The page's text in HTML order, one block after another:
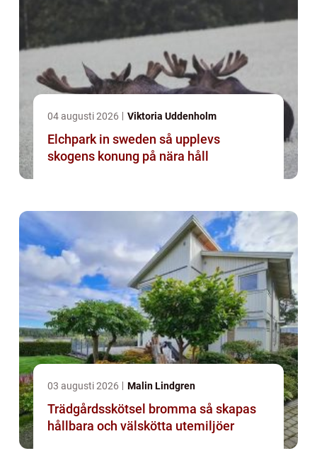
04 augusti 2026 Viktoria Uddenholm
Elchpark in sweden så upplevs
skogens konung på nära håll
03 augusti 2026 Malin Lindgren
Trädgårdsskötsel bromma så skapas
hållbara och välskötta utemiljöer